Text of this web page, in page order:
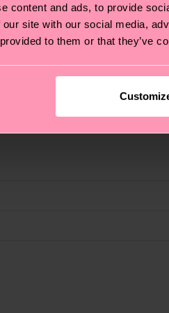
content and ads, to provide
site with our social media,
to them or that they’ve
trata de elegir el